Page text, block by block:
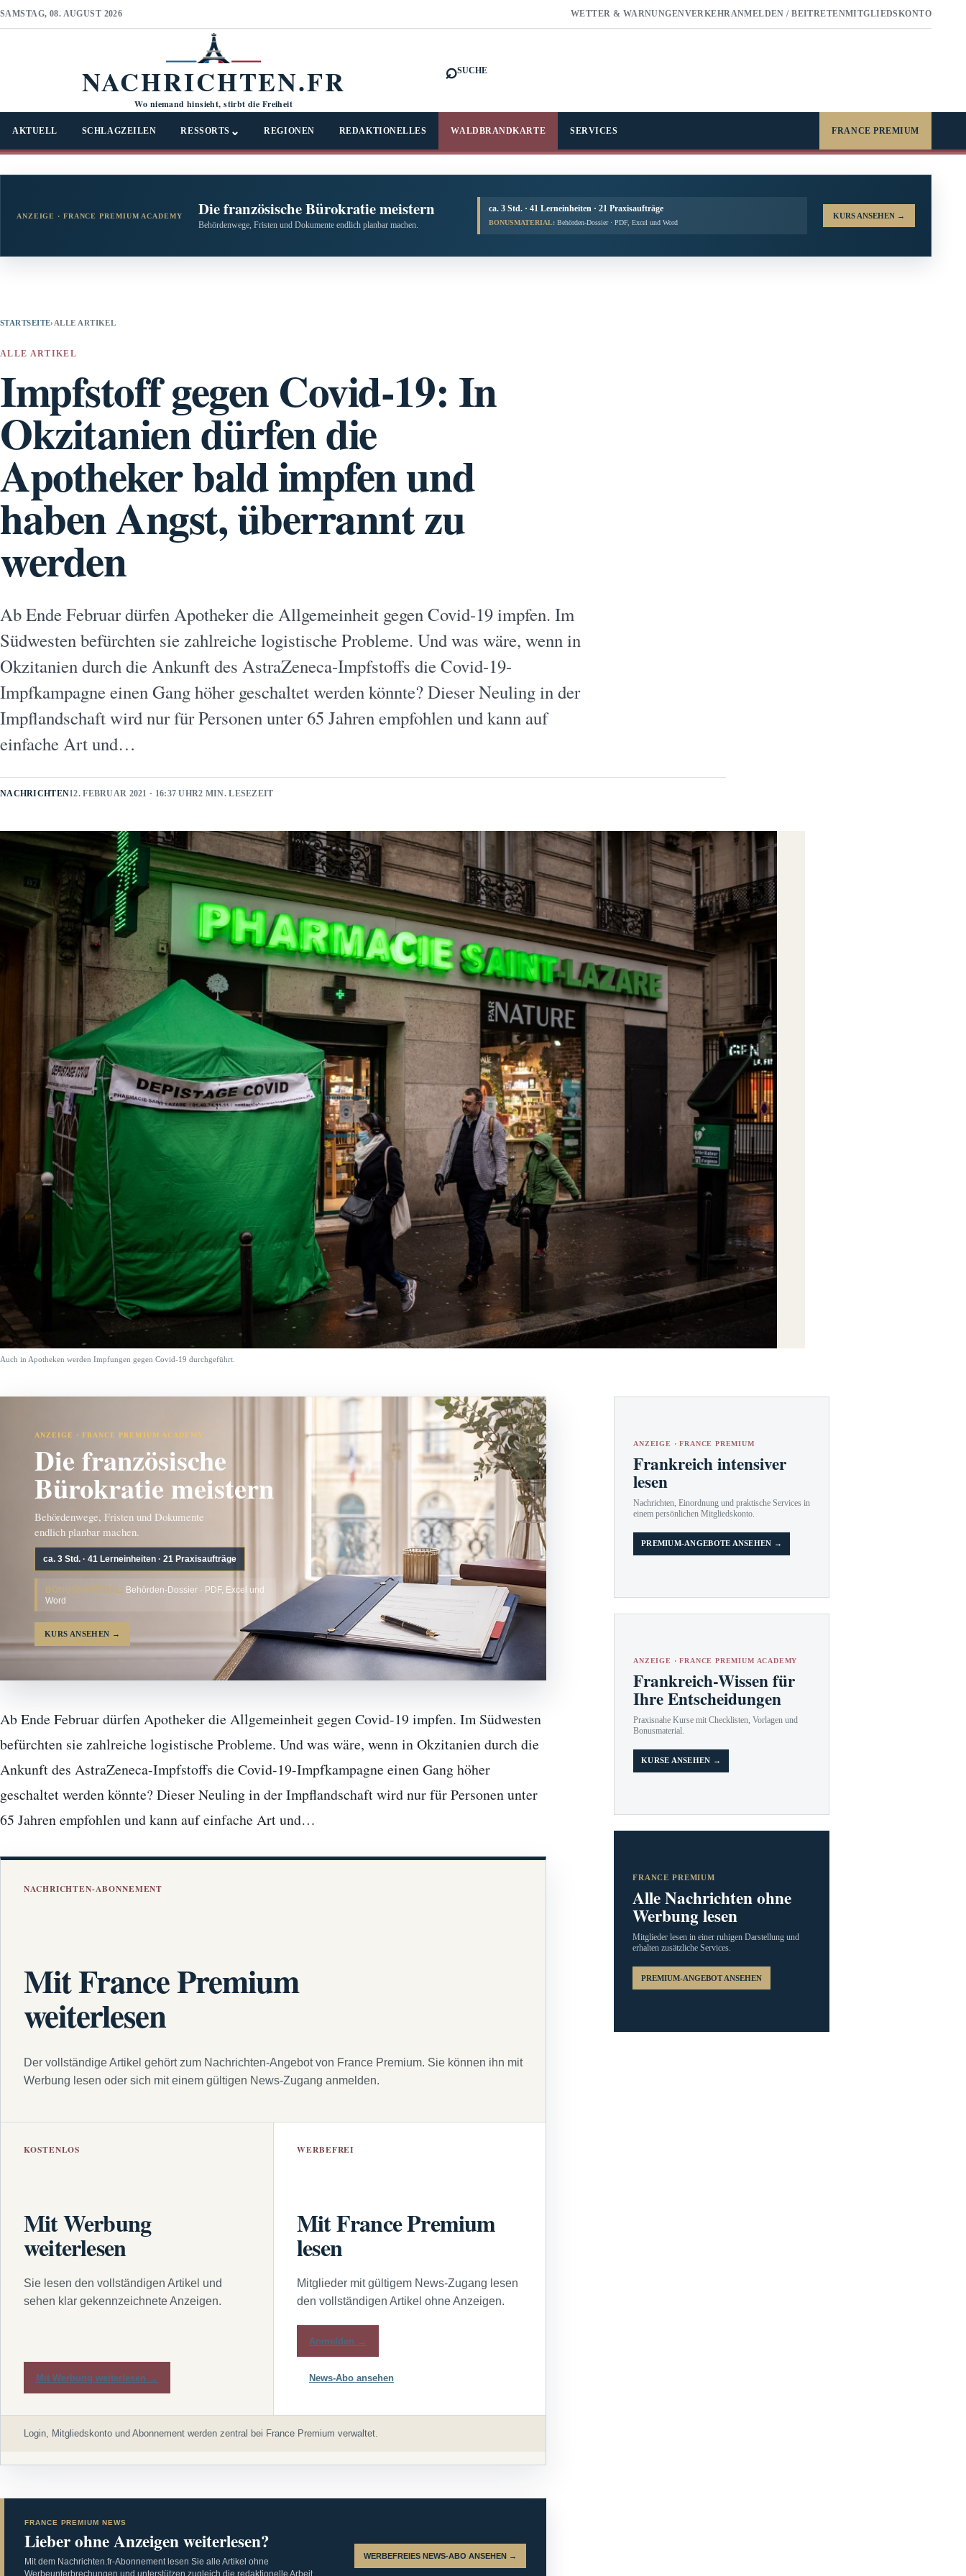
SAMSTAG, 08. AUGUST 2026 WETTER & WARNUNGENVERKEHRANMELDEN / BEITRETENMITGLIEDSKONTO
NACHRICHTEN.FR
Wo niemand hinsieht, stirbt die Freiheit
⌕SUCHE
AKTUELL SCHLAGZEILEN RESSORTS ⌄ REGIONEN REDAKTIONELLES WALDBRANDKARTE SERVICES FRANCE PREMIUM
ANZEIGE · FRANCE PREMIUM ACADEMY Die französische Bürokratie meistern
Behördenwege, Fristen und Dokumente endlich planbar machen.
ca. 3 Std. · 41 Lerneinheiten · 21 Praxisaufträge
BONUSMATERIAL: Behörden-Dossier · PDF, Excel und Word
KURS ANSEHEN →
STARTSEITE› ALLE ARTIKEL
ALLE ARTIKEL
Impfstoff gegen Covid-19: In
Okzitanien dürfen die
Apotheker bald impfen und
haben Angst, überrannt zu
werden
Ab Ende Februar dürfen Apotheker die Allgemeinheit gegen Covid-19 impfen. Im
Südwesten befürchten sie zahlreiche logistische Probleme. Und was wäre, wenn in
Okzitanien durch die Ankunft des AstraZeneca-Impfstoffs die Covid-19-
Impfkampagne einen Gang höher geschaltet werden könnte? Dieser Neuling in der
Impflandschaft wird nur für Personen unter 65 Jahren empfohlen und kann auf
einfache Art und…
NACHRICHTEN12. FEBRUAR 2021 · 16:37 UHR2 MIN. LESEZEIT
Auch in Apotheken werden Impfungen gegen Covid-19 durchgeführt.
ANZEIGE · FRANCE PREMIUM ACADEMY
Die französische
Bürokratie meistern
Behördenwege, Fristen und Dokumente
endlich planbar machen.
ca. 3 Std. · 41 Lerneinheiten · 21 Praxisaufträge
BONUSMATERIAL: Behörden-Dossier · PDF, Excel und
Word
KURS ANSEHEN →
Ab Ende Februar dürfen Apotheker die Allgemeinheit gegen Covid-19 impfen. Im Südwesten
befürchten sie zahlreiche logistische Probleme. Und was wäre, wenn in Okzitanien durch die
Ankunft des AstraZeneca-Impfstoffs die Covid-19-Impfkampagne einen Gang höher
geschaltet werden könnte? Dieser Neuling in der Impflandschaft wird nur für Personen unter
65 Jahren empfohlen und kann auf einfache Art und…
NACHRICHTEN-ABONNEMENT
Mit France Premium
weiterlesen
Der vollständige Artikel gehört zum Nachrichten-Angebot von France Premium. Sie können ihn mit
Werbung lesen oder sich mit einem gültigen News-Zugang anmelden.
KOSTENLOS
Mit Werbung
weiterlesen
Sie lesen den vollständigen Artikel und
sehen klar gekennzeichnete Anzeigen.
Mit Werbung weiterlesen →
WERBEFREI
Mit France Premium
lesen
Mitglieder mit gültigem News-Zugang lesen
den vollständigen Artikel ohne Anzeigen.
Anmelden →
News-Abo ansehen
Login, Mitgliedskonto und Abonnement werden zentral bei France Premium verwaltet.
FRANCE PREMIUM NEWS
Lieber ohne Anzeigen weiterlesen?
Mit dem Nachrichten.fr-Abonnement lesen Sie alle Artikel ohne
Werbeunterbrechungen und unterstützen zugleich die redaktionelle Arbeit.
WERBEFREIES NEWS-ABO ANSEHEN →
ANZEIGE · FRANCE PREMIUM
Frankreich intensiver
lesen
Nachrichten, Einordnung und praktische Services in
einem persönlichen Mitgliedskonto.
PREMIUM-ANGEBOTE ANSEHEN →
ANZEIGE · FRANCE PREMIUM ACADEMY
Frankreich-Wissen für
Ihre Entscheidungen
Praxisnahe Kurse mit Checklisten, Vorlagen und
Bonusmaterial.
KURSE ANSEHEN →
FRANCE PREMIUM
Alle Nachrichten ohne
Werbung lesen
Mitglieder lesen in einer ruhigen Darstellung und
erhalten zusätzliche Services.
PREMIUM-ANGEBOT ANSEHEN